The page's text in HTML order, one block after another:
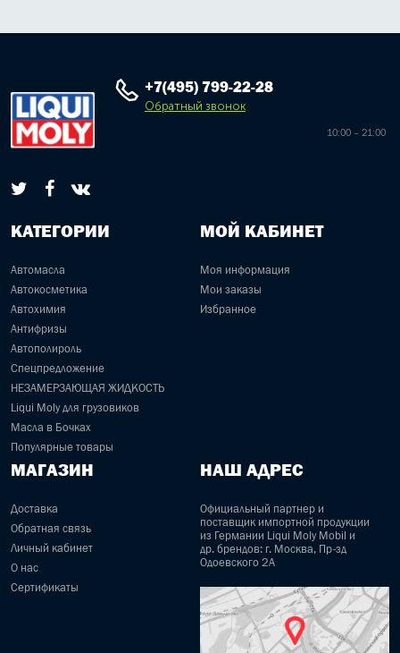
+7(495) 799-22-28
Обратный звонок
10:00 – 21:00
КАТЕГОРИИ
Автомасла
Автокосметика
Автохимия
Антифризы
Автополироль
Спецпредложение
НЕЗАМЕРЗАЮЩАЯ ЖИДКОСТЬ
Liqui Moly для грузовиков
Масла в Бочках
Популярные товары
МОЙ КАБИНЕТ
Моя информация
Мои заказы
Избранное
МАГАЗИН
Доставка
Обратная связь
Личный кабинет
О нас
Сертификаты
НАШ АДРЕС
Официальный партнер и
поставщик импортной продукции
из Германии Liqui Moly Mobil и
др. брендов: г. Москва, Пр-зд
Одоевского 2А